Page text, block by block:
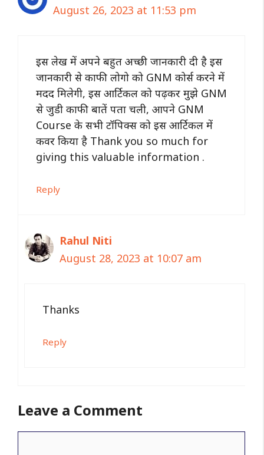
August 26, 2023 at 11:53 pm
इस लेख में अपने बहुत अच्छी जानकारी दी है इस
जानकारी से काफी लोगो को GNM कोर्स करने में
मदद मिलेगी, इस आर्टिकल को पढ़कर मुझे GNM
से जुडी काफी बातें पता चली, आपने GNM
Course के सभी टॉपिक्स को इस आर्टिकल में
कवर किया है Thank you so much for
giving this valuable information .
Reply
Rahul Niti
August 28, 2023 at 10:07 am
Thanks
Reply
Leave a Comment